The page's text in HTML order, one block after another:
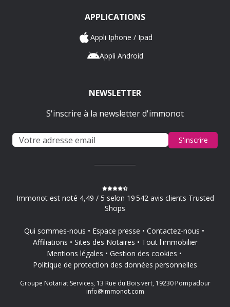
APPLICATIONS
Appli Iphone / Ipad
Appli Android
NEWSLETTER
S'inscrire à la newsletter d'immonot
S'inscrire
Immonot est noté 4,49 / 5 selon 19 542 avis clients Trusted
Shops
Qui sommes-nous Espace presse
Contactez-nous
Affiliations
Sites des Notaires
Tout l'immobilier
Mentions légales
Gestion des cookies
Politique de protection des données personnelles
Groupe Notariat Services, 13 Rue du Bois vert, 19230 Pompadour
info@immonot.com